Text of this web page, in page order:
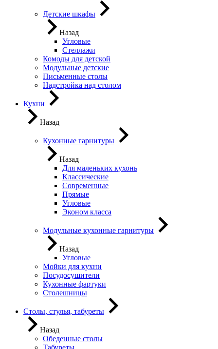
Детские шкафы
Назад
Угловые
Стеллажи
Комоды для детской
Модульные детские
Письменные столы
Надстройка над столом
Кухни
Назад
Кухонные гарнитуры
Назад
Для маленьких кухонь
Классические
Современные
Прямые
Угловые
Эконом класса
Модульные кухонные гарнитуры
Назад
Угловые
Мойки для кухни
Посудосушители
Кухонные фартуки
Столешницы
Столы, стулья, табуреты
Назад
Обеденные столы
Табуреты